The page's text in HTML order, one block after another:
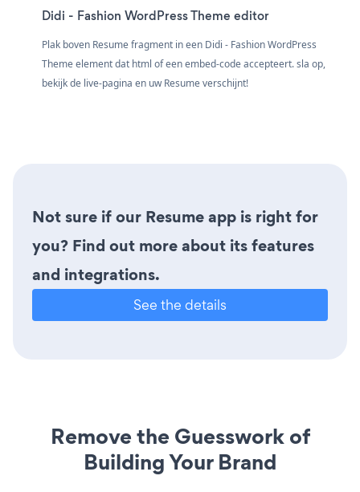
Didi - Fashion WordPress Theme editor
Plak boven Resume fragment in een Didi - Fashion WordPress
Theme element dat html of een embed-code accepteert. sla op,
bekijk de live-pagina en uw Resume verschijnt!
Not sure if our Resume app is right for
you? Find out more about its features
and integrations.
See the details
Remove the Guesswork of
Building Your Brand